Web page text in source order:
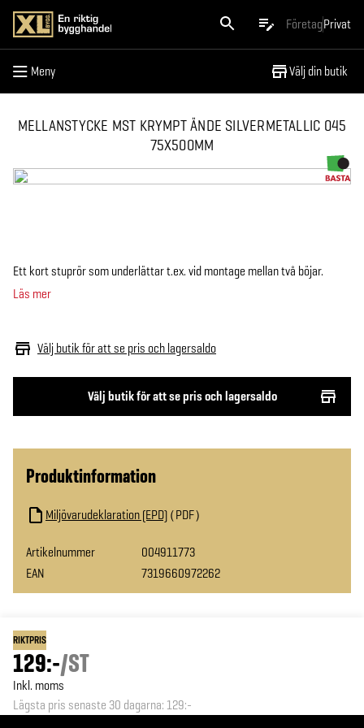
FöretagPrivat
Meny Välj din butik
Meny
MELLANSTYCKE MST KRYMPT ÄNDE SILVERMETALLIC 045
75X500MM
Välj butik för att se pris och lagersaldo
Välj butik för att se pris och lagersaldo
Ett kort stuprör som underlättar t.ex. vid montage mellan två böjar.
Läs mer
Produktinformation
Miljövarudeklaration (EPD) PDF
Artikelnummer
004911773
EAN
7319660972262
RIKTPRIS
129:-/ST
Inkl. moms
Lägsta pris senaste 30 dagarna: 129:-